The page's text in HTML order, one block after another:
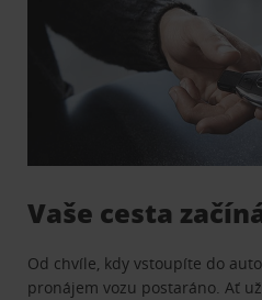
Vaše cesta
Od chvíle, kdy vstoupíte do
pronájem vozu postaráno. Ať